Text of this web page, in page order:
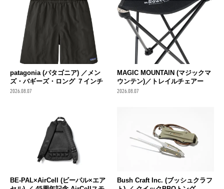
patagonia (パタゴニア) ／メン
ズ・バギーズ・ロング ７インチ
2026.08.07
MAGIC MOUNTAIN (マジックマ
ウンテン)／トレイルチェアー
2026.08.07
BE-PAL×AirCell (ビーパル×エア
Bush Craft Inc. (ブッシュクラフ